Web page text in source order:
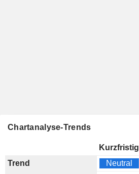
Chartanalyse-Trends
Kurzfristig
Trend
Neutral